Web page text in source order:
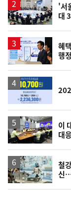
'서
대
혜
행
이
대
철
신